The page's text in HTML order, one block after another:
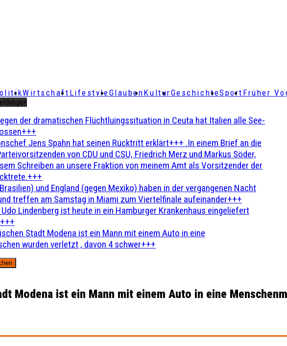
Wirtschaft LifestyleGlaubenKulturGeschichteSport Früher
der dramatischen Flüchtluingssituation in Ceuta hat Italien alle See-
Jens Spahn hat seinen Rücktritt erklärt+++ .In einem Brief an die
von CDU und CSU, Friedrich Merz und Markus Söder,
Schreiben an unsere Fraktion von meinem Amt als Vorsitzender der
und England (gegen Mexiko) haben in der vergangenen Nacht
treffen am Samstag in Miami zum Viertelfinale aufeinander+++
Lindenberg ist heute in ein Hamburger Krankenhaus eingeliefert
Stadt Modena ist ein Mann mit einem Auto in eine
wurden verletzt , davon 4 schwer+++
Modena ist ein Mann mit einem Auto in eine